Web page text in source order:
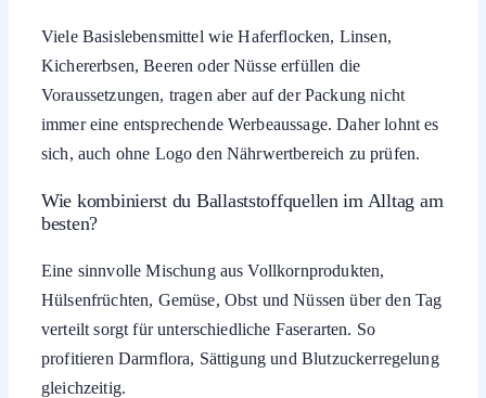
Viele Basislebensmittel wie Haferflocken, Linsen,
Kichererbsen, Beeren oder Nüsse erfüllen die
Voraussetzungen, tragen aber auf der Packung nicht
immer eine entsprechende Werbeaussage. Daher lohnt es
sich, auch ohne Logo den Nährwertbereich zu prüfen.
Wie kombinierst du Ballaststoffquellen im Alltag am
besten?
Eine sinnvolle Mischung aus Vollkornprodukten,
Hülsenfrüchten, Gemüse, Obst und Nüssen über den Tag
verteilt sorgt für unterschiedliche Faserarten. So
profitieren Darmflora, Sättigung und Blutzuckerregelung
gleichzeitig.